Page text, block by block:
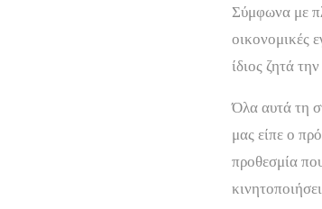
Σύμφωνα με
οικονομικές
ίδιος ζητά
Όλα αυτά τη
μας είπε ο
προθεσμία